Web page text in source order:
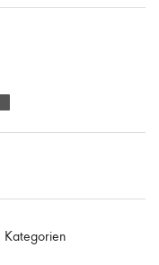
Kategorien